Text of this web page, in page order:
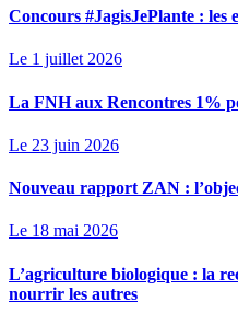
Concours #JagisJePlante : les
Le 1 juillet 2026
La FNH aux Rencontres 1%
Le 23 juin 2026
Nouveau rapport ZAN :
Le 18 mai 2026
L’agriculture biologique : la
nourrir les autres